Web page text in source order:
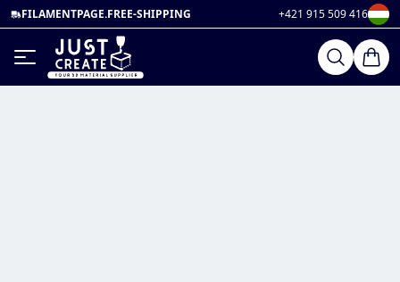
FILAMENTPAGE.FREE-SHIPPING +421 915 509 416